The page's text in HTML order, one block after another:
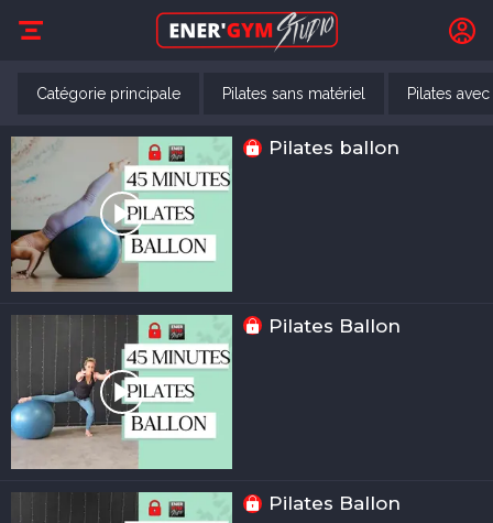
Catégorie principale Pilates sans matériel Pilates
Pilates ballon
Pilates Ballon
Pilates Ballon